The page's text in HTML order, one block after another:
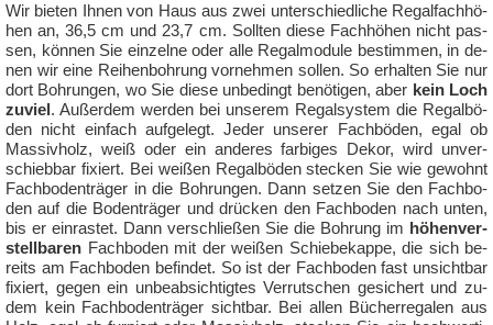
Wir bie­ten Ih­nen von Haus aus zwei un­ter­schied­li­che Re­gal­fach­hö­
hen an, 36,5 cm und 23,7 cm. Soll­ten die­se Fach­hö­hen nicht pas­
sen, kön­nen Sie ein­zel­ne oder al­le Re­galm­odu­le be­stim­men, in de­
nen wir ei­ne Rei­hen­boh­rung vor­neh­men sol­len. So er­hal­ten Sie nur
dort Boh­run­gen, wo Sie die­se un­be­dingt be­nö­ti­gen, aber kein Loch
zu­viel. Au­ßer­dem wer­den bei un­se­rem Re­gal­sys­tem die Re­galbö­
den nicht ein­fach auf­ge­legt. Je­der un­se­rer Fach­bö­den, egal ob
Mas­siv­holz, weiß oder ein an­de­res far­bi­ges De­kor, wird un­ver­
schieb­bar fi­xiert. Bei wei­ßen Re­galbö­den ste­cken Sie wie ge­wohnt
Fach­bo­den­trä­ger in die Boh­run­gen. Dann set­zen Sie den Fach­bo­
den auf die Bo­den­trä­ger und drücken den Fach­bo­den nach un­ten,
bis er ein­ras­tet. Dann ver­schlie­ßen Sie die Boh­rung im hö­hen­ver­
stell­ba­ren Fach­bo­den mit der wei­ßen Schie­be­kap­pe, die sich be­
reits am Fach­bo­den be­fin­det. So ist der Fach­bo­den fast un­sicht­bar
fi­xiert, ge­gen ein un­be­ab­sich­tig­tes Ver­rut­schen ge­si­chert und zu­
dem kein Fach­bo­den­trä­ger sicht­bar. Bei al­len Bü­cher­re­ga­len aus